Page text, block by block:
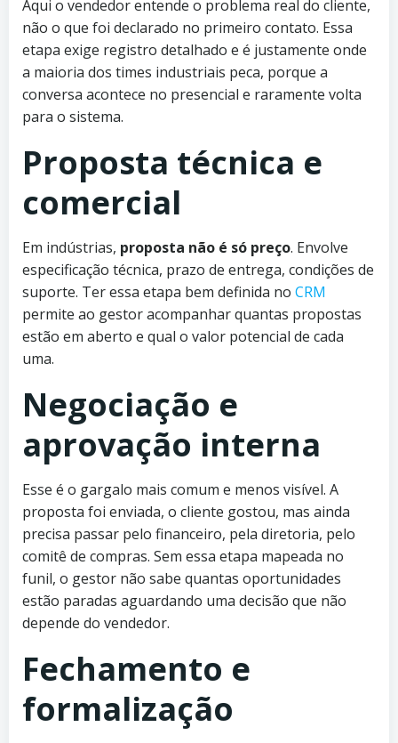
Aqui o vendedor entende o problema real do cliente,
não o que foi declarado no primeiro contato. Essa
etapa exige registro detalhado e é justamente onde
a maioria dos times industriais peca, porque a
conversa acontece no presencial e raramente volta
para o sistema.
Proposta técnica e
comercial
Em indústrias, proposta não é só preço. Envolve
especificação técnica, prazo de entrega, condições de
suporte. Ter essa etapa bem definida no CRM
permite ao gestor acompanhar quantas propostas
estão em aberto e qual o valor potencial de cada
uma.
Negociação e
aprovação interna
Esse é o gargalo mais comum e menos visível. A
proposta foi enviada, o cliente gostou, mas ainda
precisa passar pelo financeiro, pela diretoria, pelo
comitê de compras. Sem essa etapa mapeada no
funil, o gestor não sabe quantas oportunidades
estão paradas aguardando uma decisão que não
depende do vendedor.
Fechamento e
formalização